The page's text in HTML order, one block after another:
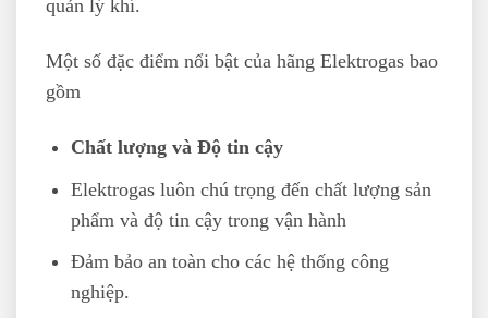
quản lý khí.
Một số đặc điểm nổi bật của hãng Elektrogas bao
gồm
Chất lượng và Độ tin cậy
Elektrogas luôn chú trọng đến chất lượng sản
phẩm và độ tin cậy trong vận hành
Đảm bảo an toàn cho các hệ thống công
nghiệp.